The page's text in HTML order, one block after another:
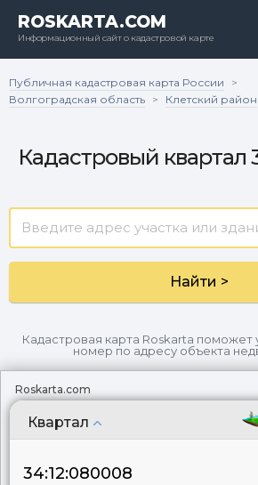
ROSKARTA.COM
Информационный сайт о кадастровой карте
Публичная кадастровая карта России
>
Волгоградская область > Клетский район
Кадастровый квартал
Найти >
Кадастровая карта Roskarta поможет
номер по адресу объекта
Roskarta.com
Квартал
34:12:080008